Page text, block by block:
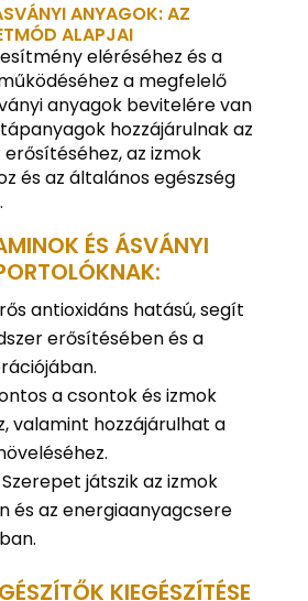
ANYAGOK: AZ
ALAPJAI
eléréséhez és a
a megfelelő
anyagok bevitelére van
hozzájárulnak az
az izmok
és az általános egészség
ÉS ÁSVÁNYI
antioxidáns hatású, segít
erősítésében és a
a csontok és izmok
valamint hozzájárulhat a
Szerepet játszik az izmok
és az energiaanyagcsere
KIEGÉSZÍTÉSE